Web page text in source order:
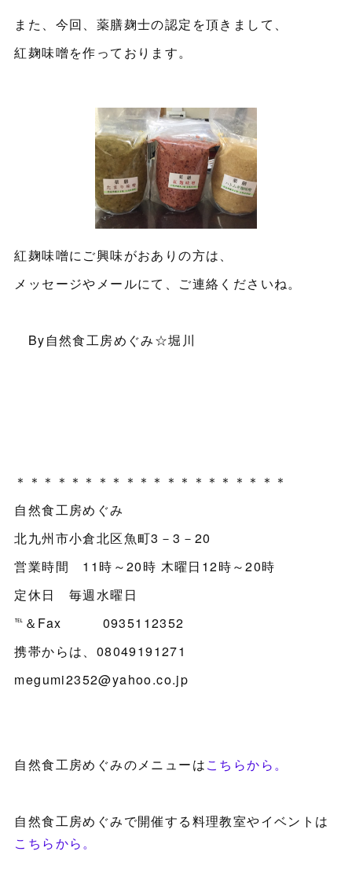
また、今回、薬膳麹士の認定を頂きまして、
紅麹味噌を作っております。
紅麹味噌にご興味がおありの方は、
メッセージやメールにて、ご連絡くださいね。
By自然食工房めぐみ☆堀川
＊＊＊＊＊＊＊＊＊＊＊＊＊＊＊＊＊＊＊＊
自然食工房めぐみ
北九州市小倉北区魚町3－3－20
営業時間 11時～20時 木曜日12時～20時
定休日 毎週水曜日
℡＆Fax 0935112352
携帯からは、08049191271
megumi2352@yahoo.co.jp
自然食工房めぐみのメニューはこちらから。
自然食工房めぐみで開催する料理教室やイベントは
こちらから。